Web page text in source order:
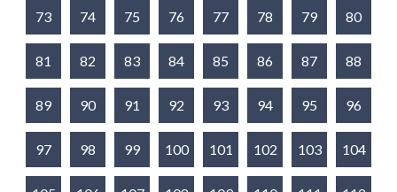
73 74 75 76 77 78 79 80
81 82 83 84 85 86 87 88
89 90 91 92 93 94 95 96
97 98 99 100 101 102 103 104